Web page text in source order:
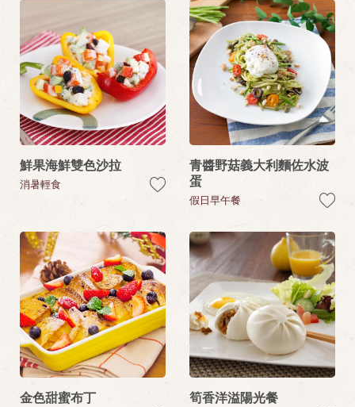
鮮果海鮮雙色沙拉
消暑輕食
青醬野菇義大利麵佐水波
蛋
假日早午餐
金色甜蜜布丁 筍香洋溢陽光餐